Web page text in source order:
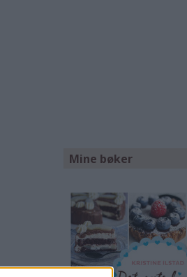
Mine bøker